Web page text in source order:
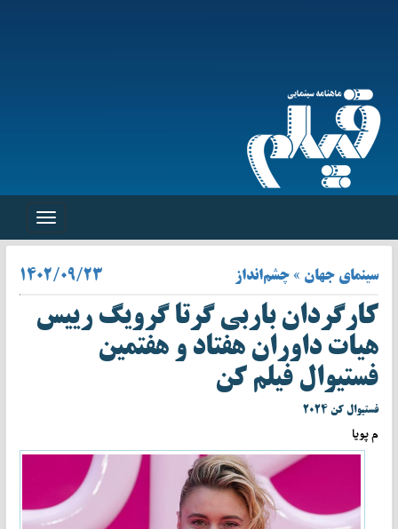
Toggle
سینمای جهان » چشم‌انداز ۱۴۰۲/۰۹/۲۳
کارگردان باربی گرتا گرویگ رییس
هیات داوران هفتاد و هفتمین
فستیوال فیلم کن
فستیوال کن ۲۰۲۴
م پویا